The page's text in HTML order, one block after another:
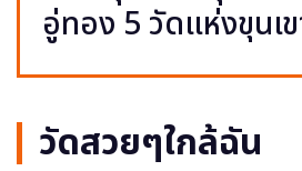
อู่ทอง 5 วัดแห่งขุนเ
วัดสวยๆใกล้ฉัน